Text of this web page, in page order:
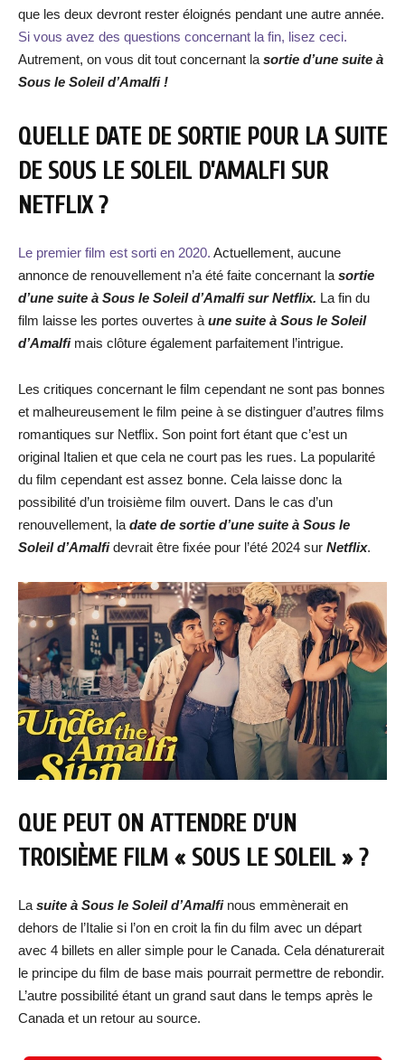
que les deux devront rester éloignés pendant une autre année.
Si vous avez des questions concernant la fin, lisez ceci.
Autrement, on vous dit tout concernant la sortie d’une suite à
Sous le Soleil d’Amalfi !
QUELLE DATE DE SORTIE POUR LA SUITE
DE SOUS LE SOLEIL D’AMALFI SUR
NETFLIX ?
Le premier film est sorti en 2020. Actuellement, aucune
annonce de renouvellement n’a été faite concernant la sortie
d’une suite à Sous le Soleil d’Amalfi sur Netflix. La fin du
film laisse les portes ouvertes à une suite à Sous le Soleil
d’Amalfi mais clôture également parfaitement l’intrigue.
Les critiques concernant le film cependant ne sont pas bonnes
et malheureusement le film peine à se distinguer d’autres films
romantiques sur Netflix. Son point fort étant que c’est un
original Italien et que cela ne court pas les rues. La popularité
du film cependant est assez bonne. Cela laisse donc la
possibilité d’un troisième film ouvert. Dans le cas d’un
renouvellement, la date de sortie d’une suite à Sous le
Soleil d’Amalfidevrait être fixée pour l’été 2024 sur Netflix.
QUE PEUT ON ATTENDRE D’UN
TROISIÈME FILM « SOUS LE SOLEIL » ?
La suite à Sous le Soleil d’Amalfinous emmènerait en
dehors de l’Italie si l’on en croit la fin du film avec un départ
avec 4 billets en aller simple pour le Canada. Cela dénaturerait
le principe du film de base mais pourrait permettre de rebondir.
L’autre possibilité étant un grand saut dans le temps après le
Canada et un retour au source.